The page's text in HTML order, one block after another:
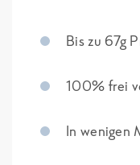
Bis zu 67g
100% frei
In wenigen